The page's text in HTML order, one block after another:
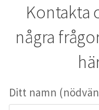
Kontakta
några
Ditt namn